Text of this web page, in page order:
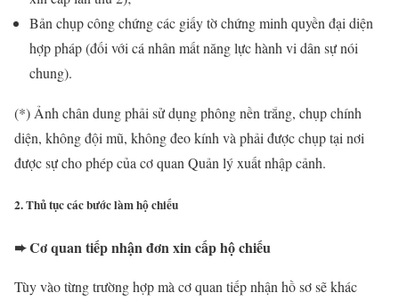
Bản chụp công chứng các giấy tờ chứng minh quyền đại diện
hợp pháp (đối với cá nhân mất năng lực hành vi dân sự nói
chung).
(*) Ảnh chân dung phải sử dụng phông nền trắng, chụp chính
diện, không đội mũ, không đeo kính và phải được chụp tại nơi
được sự cho phép của cơ quan Quản lý xuất nhập cảnh.
2. Thủ tục các bước làm hộ chiếu
➨ Cơ quan tiếp nhận đơn xin cấp hộ chiếu
Tùy vào từng trường hợp mà cơ quan tiếp nhận hồ sơ sẽ khác